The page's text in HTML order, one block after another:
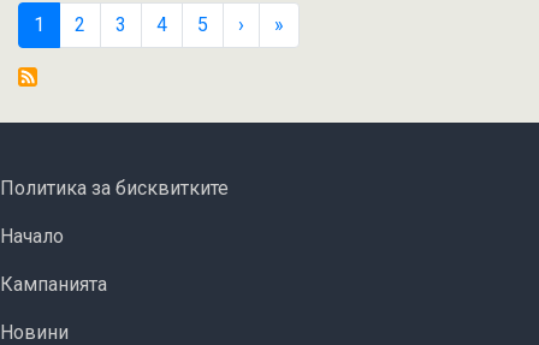
крачка
назад
ОСП?
Pagination
Current
page
1 Страница
2 Страница
3 Страница
4 Страница
5 › »
FOOTER MENU
Политика за бисквитките
ОСНОВНА НАВИГАЦИЯ
Начало
Кампанията
Новини